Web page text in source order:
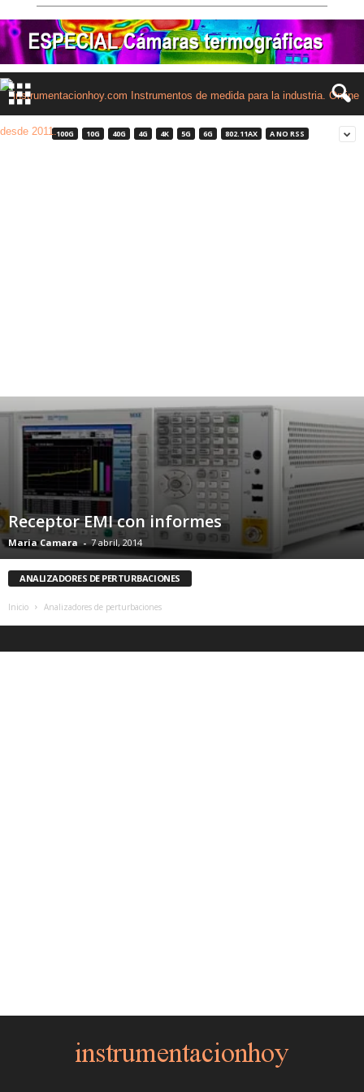
100G 10G 40G 4G 4K 5G 6G 802.11AX A NO RSS
Receptor EMI con informes
Maria Camara - 7 abril, 2014
ANALIZADORES DE PERTURBACIONES
Inicio Analizadores de perturbaciones